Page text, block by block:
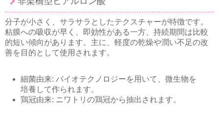
分子が小さく、サラサラとしたテクスチャーが特徴です。
粘膜への吸収が早く、即効性がある一方、持続期間は比較
的短い傾向があります。主に、軽度の乾燥や潤い不足の改
善を目的として使用されます。
細菌由来: バイオテクノロジーを用いて、微生物を
培養して作られます。
鶏冠由来: ニワトリの鶏冠から抽出されます。